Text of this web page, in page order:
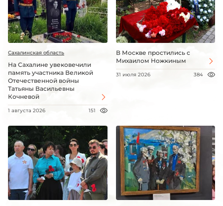
Сахалинская область
На Сахалине увековечили
память участника Великой
Отечественной войны
Татьяны Васильевны
Кочневой
1 августа 2026 151
В Москве простились с
Михаилом Ножкиным
31 июля 2026 384